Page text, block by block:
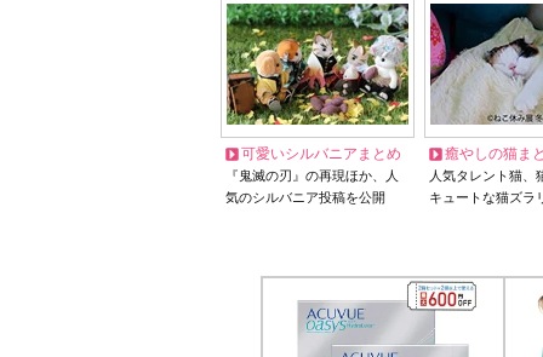
可愛いシルバニアまとめ
『鬼滅の刃』の再現ほか、人
気のシルバニア投稿を公開
癒やしの猫ま
人気タレント猫
キュートな猫ズラ